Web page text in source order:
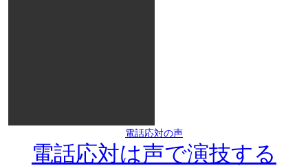
電話応対の声
電話応対は声で演技する